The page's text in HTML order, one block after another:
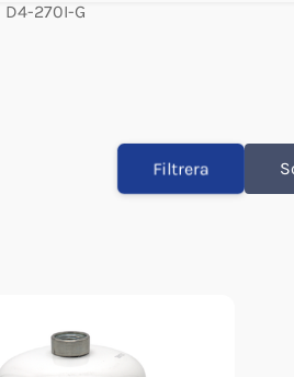
D4-270I-G
Filtrera